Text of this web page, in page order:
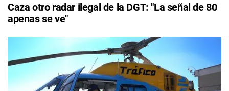
Caza otro radar ilegal de la DGT: "La señal de 80
apenas se ve"